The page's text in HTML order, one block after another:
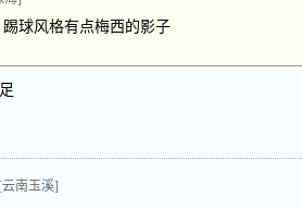
球风格有点梅西的影子
[云南玉溪]